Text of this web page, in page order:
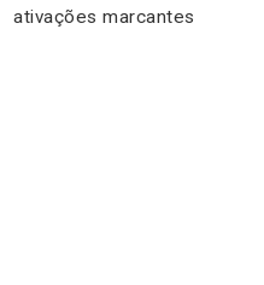
ativações marcantes